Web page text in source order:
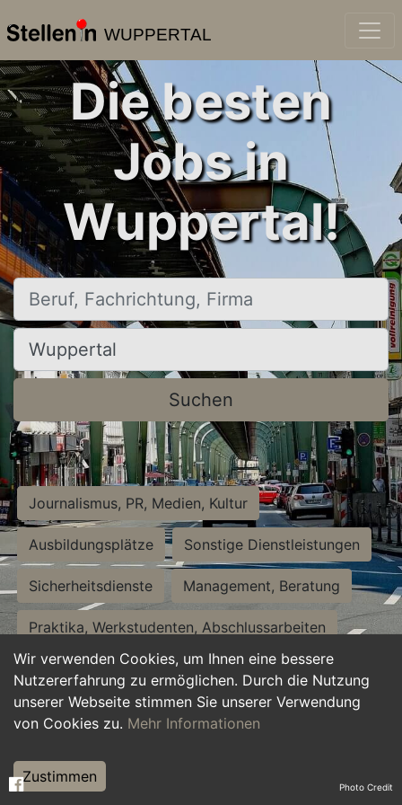
WUPPERTAL
Wir verwenden Cookies, um Ihnen eine bessere
Nutzererfahrung zu ermöglichen. Durch die Nutzung
unserer Webseite stimmen Sie unserer Verwendung
von Cookies zu. Mehr Informationen
Zustimmen
Die besten
Jobs in
Wuppertal!
Beruf, Fachrichtung, Firma
Ort, Stadt
Suchen
Journalismus, PR, Medien, Kultur
Ausbildungsplätze Sonstige Dienstleistungen
Sicherheitsdienste Management, Beratung
Praktika, Werkstudenten, Abschlussarbeiten
Personalwesen Assistenz, Sekretariat
Hilfskräfte, Aushilfs- und Nebenjobs
Weiterbildung, Studium, duale Ausbildung Photo Credit